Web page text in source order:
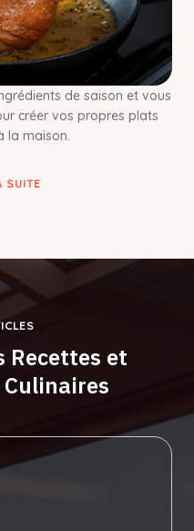
de saison et vous
créer vos propres plats
la maison.
SUITE
Recettes et